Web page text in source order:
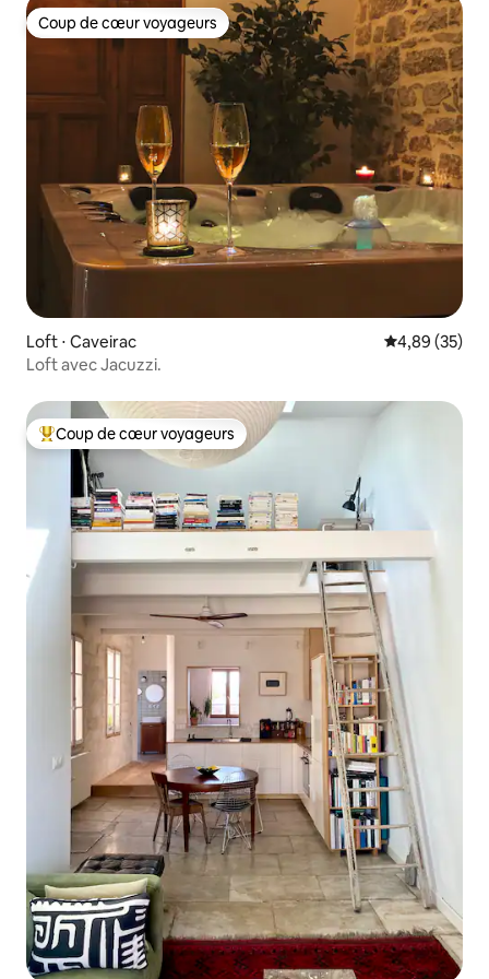
Coup de cœur voyageurs
Coup de cœur voyageurs
Loft ⋅ Caveirac Évaluation
4,89 (35)
Loft avec Jacuzzi.
Coups de cœur voyageurs les plus appréciés
Coup de cœur voyageurs